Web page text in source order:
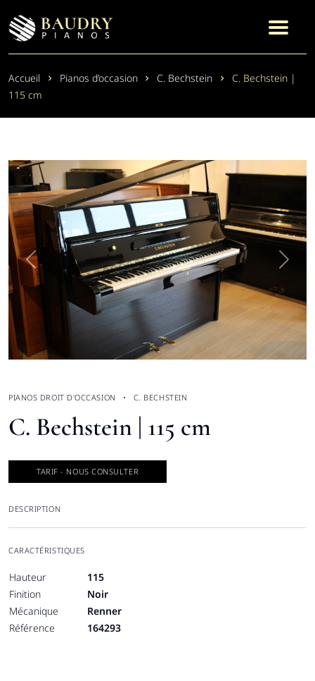
Accueil Pianos d’occasion C. Bechstein
C. Bechstein |
115 cm
Previous Next
PIANOS DROIT D'OCCASION C. BECHSTEIN
C. Bechstein | 115 cm
TARIF - NOUS CONSULTER
DESCRIPTION
CARACTÉRISTIQUES
Hauteur
115
Finition
Noir
Mécanique
Renner
Référence
164293